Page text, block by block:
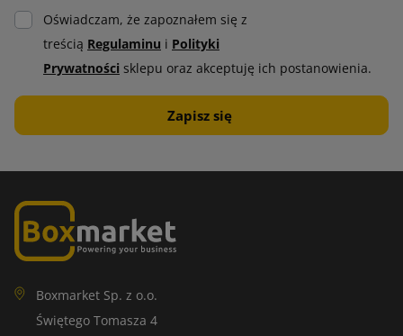
dzięki temu zapewnia efektywną amortyzację dla pakowanych
produktów.
Oświadczam, że zapoznałem się z
treścią Regulaminu i Polityki
Prywatności sklepu oraz akceptuję ich postanowienia.
Boxmarket Sp. z o.o.
Świętego Tomasza 4